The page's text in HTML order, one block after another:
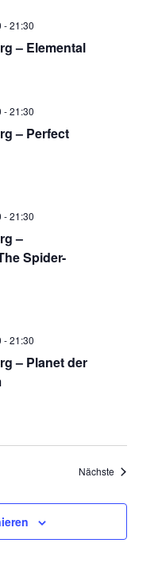
– Elemental
-21:30
– Perfect
-21:30
–
Spider-
-21:30
– Planet der
-21:30
Nächste